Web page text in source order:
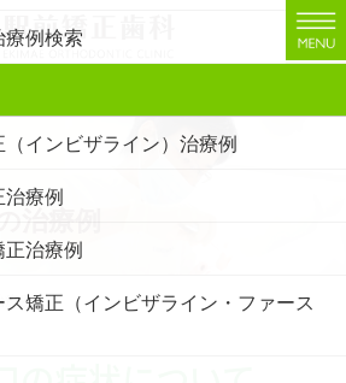
治療例
療例
例検索
インビザライン）治療例
治療例
治療例
矯正（インビザライン・ファース